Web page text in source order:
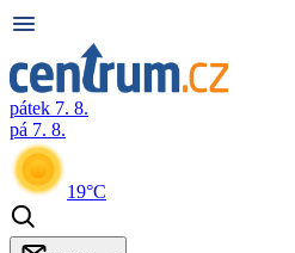
pátek 7. 8.
pá 7. 8.
19°C